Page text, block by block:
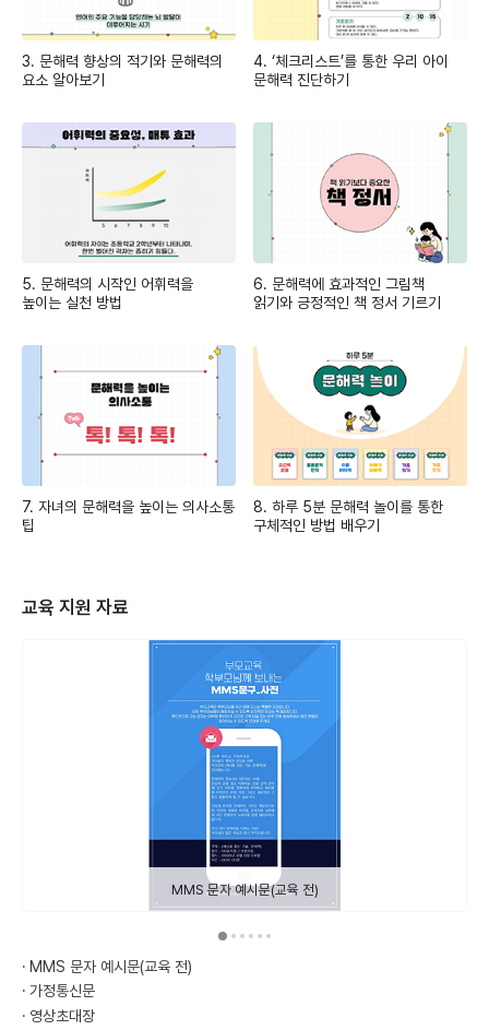
3. 문해력 향상의 적기와 문해력의
요소 알아보기
4. ‘체크리스트’를 통한 우리 아이
문해력 진단하기
5. 문해력의 시작인 어휘력을
높이는 실천 방법
6. 문해력에 효과적인 그림책
읽기와 긍정적인 책 정서 기르기
7. 자녀의 문해력을 높이는 의사소통
팁
8. 하루 5분 문해력 놀이를 통한
구체적인 방법 배우기
교육 지원 자료
MMS 문자 예시문(교육 전)
MMS 문자 예시문(교육 전)
가정통신문
영상초대장